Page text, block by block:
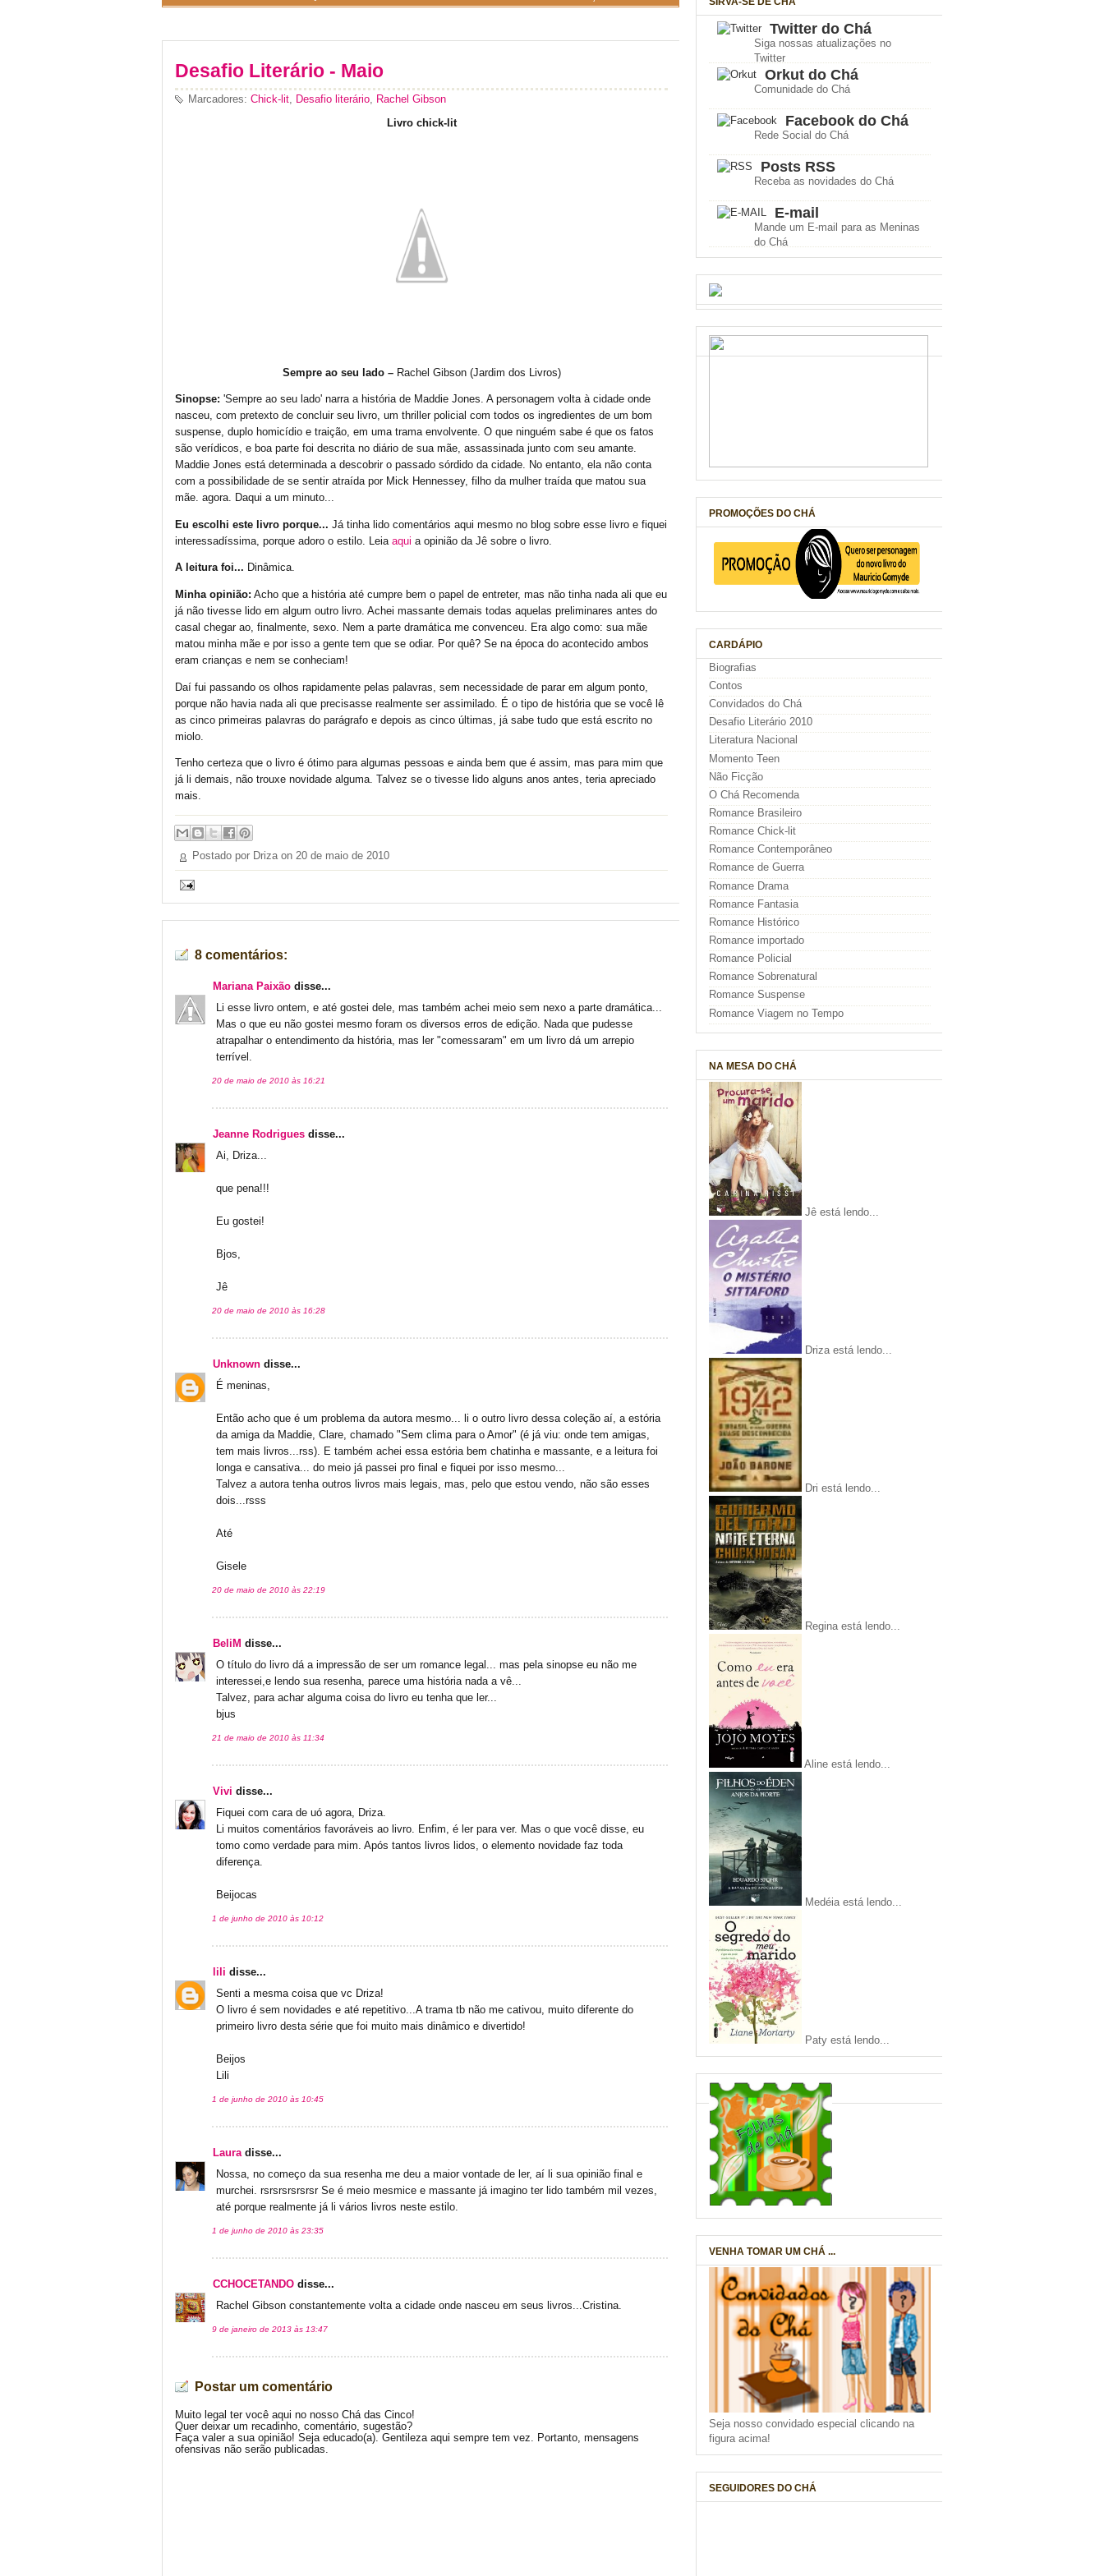
Desafio Literário - Maio
Marcadores: Chick-lit Desafio literário Rachel Gibson
Livro chick-lit
Sempre ao seu lado – Rachel Gibson (Jardim dos Livros)
Sinopse: 'Sempre ao seu lado' narra a história de Maddie Jones. A personagem volta à cidade onde
nasceu, com pretexto de concluir seu livro, um thriller policial com todos os ingredientes de um bom
suspense, duplo homicídio e traição, em uma trama envolvente. O que ninguém sabe é que os fatos
são verídicos, e boa parte foi descrita no diário de sua mãe, assassinada junto com seu amante.
Maddie Jones está determinada a descobrir o passado sórdido da cidade. No entanto, ela não conta
com a possibilidade de se sentir atraída por Mick Hennessey, filho da mulher traída que matou sua
mãe. agora. Daqui a um minuto...
Eu escolhi este livro porque... Já tinha lido comentários aqui mesmo no blog sobre esse livro e fiquei
interessadíssima, porque adoro o estilo. Leia aqui a opinião da Jê sobre o livro.
A leitura foi... Dinâmica.
Minha opinião: Acho que a história até cumpre bem o papel de entreter, mas não tinha nada ali que eu
já não tivesse lido em algum outro livro. Achei massante demais todas aquelas preliminares antes do
casal chegar ao, finalmente, sexo. Nem a parte dramática me convenceu. Era algo como: sua mãe
matou minha mãe e por isso a gente tem que se odiar. Por quê? Se na época do acontecido ambos
eram crianças e nem se conheciam!
Daí fui passando os olhos rapidamente pelas palavras, sem necessidade de parar em algum ponto,
porque não havia nada ali que precisasse realmente ser assimilado. É o tipo de história que se você lê
as cinco primeiras palavras do parágrafo e depois as cinco últimas, já sabe tudo que está escrito no
miolo.
Tenho certeza que o livro é ótimo para algumas pessoas e ainda bem que é assim, mas para mim que
já li demais, não trouxe novidade alguma. Talvez se o tivesse lido alguns anos antes, teria apreciado
mais.
Postado por Driza on 20 de maio de 2010
8 comentários:
Mariana Paixão disse...
Li esse livro ontem, e até gostei dele, mas também achei meio sem nexo a parte dramática...
Mas o que eu não gostei mesmo foram os diversos erros de edição. Nada que pudesse
atrapalhar o entendimento da história, mas ler "comessaram" em um livro dá um arrepio
terrível.
20 de maio de 2010 às 16:21
Jeanne Rodrigues disse...
Ai, Driza...
que pena!!!
Eu gostei!
Bjos,
Jê
20 de maio de 2010 às 16:28
Unknown disse...
É meninas,
Então acho que é um problema da autora mesmo... li o outro livro dessa coleção aí, a estória
da amiga da Maddie, Clare, chamado "Sem clima para o Amor" (é já viu: onde tem amigas,
tem mais livros...rss). E também achei essa estória bem chatinha e massante, e a leitura foi
longa e cansativa... do meio já passei pro final e fiquei por isso mesmo...
Talvez a autora tenha outros livros mais legais, mas, pelo que estou vendo, não são esses
dois...rsss
Até
Gisele
20 de maio de 2010 às 22:19
BeliM disse...
O título do livro dá a impressão de ser um romance legal... mas pela sinopse eu não me
interessei,e lendo sua resenha, parece uma história nada a vê...
Talvez, para achar alguma coisa do livro eu tenha que ler...
bjus
21 de maio de 2010 às 11:34
Vivi disse...
Fiquei com cara de uó agora, Driza.
Li muitos comentários favoráveis ao livro. Enfim, é ler para ver. Mas o que você disse, eu
tomo como verdade para mim. Após tantos livros lidos, o elemento novidade faz toda
diferença.
Beijocas
1 de junho de 2010 às 10:12
lili disse...
Senti a mesma coisa que vc Driza!
O livro é sem novidades e até repetitivo...A trama tb não me cativou, muito diferente do
primeiro livro desta série que foi muito mais dinâmico e divertido!
Beijos
Lili
1 de junho de 2010 às 10:45
Lauradisse...
Nossa, no começo da sua resenha me deu a maior vontade de ler, aí li sua opinião final e
murchei. rsrsrsrsrsrsr Se é meio mesmice e massante já imagino ter lido também mil vezes,
até porque realmente já li vários livros neste estilo.
1 de junho de 2010 às 23:35
CCHOCETANDO disse...
Rachel Gibson constantemente volta a cidade onde nasceu em seus livros...Cristina.
9 de janeiro de 2013 às 13:47
Postar um comentário
Muito legal ter você aqui no nosso Chá das Cinco!
Quer deixar um recadinho, comentário, sugestão?
Faça valer a sua opinião! Seja educado(a). Gentileza aqui sempre tem vez. Portanto, mensagens
ofensivas não serão publicadas.
Twitter do Chá
Siga nossas atualizações no
Twitter
Orkut do Chá
Comunidade do Chá
Facebook do Chá
Rede Social do Chá
Posts RSS
Receba as novidades do Chá
E-mail
Mande um E-mail para as Meninas
do Chá
PROMOÇÕES DO CHÁ
CARDÁPIO
Biografias
Contos
Convidados do Chá
Desafio Literário 2010
Literatura Nacional
Momento Teen
Não Ficção
O Chá Recomenda
Romance Brasileiro
Romance Chick-lit
Romance Contemporâneo
Romance de Guerra
Romance Drama
Romance Fantasia
Romance Histórico
Romance importado
Romance Policial
Romance Sobrenatural
Romance Suspense
Romance Viagem no Tempo
NA MESA DO CHÁ
Jê está lendo...
Driza está lendo...
Dri está lendo...
Regina está lendo...
Aline está lendo...
Medéia está lendo...
Paty está lendo...
VENHA TOMAR UM CHÁ ...
Seja nosso convidado especial clicando na
figura acima!
SEGUIDORES DO CHÁ